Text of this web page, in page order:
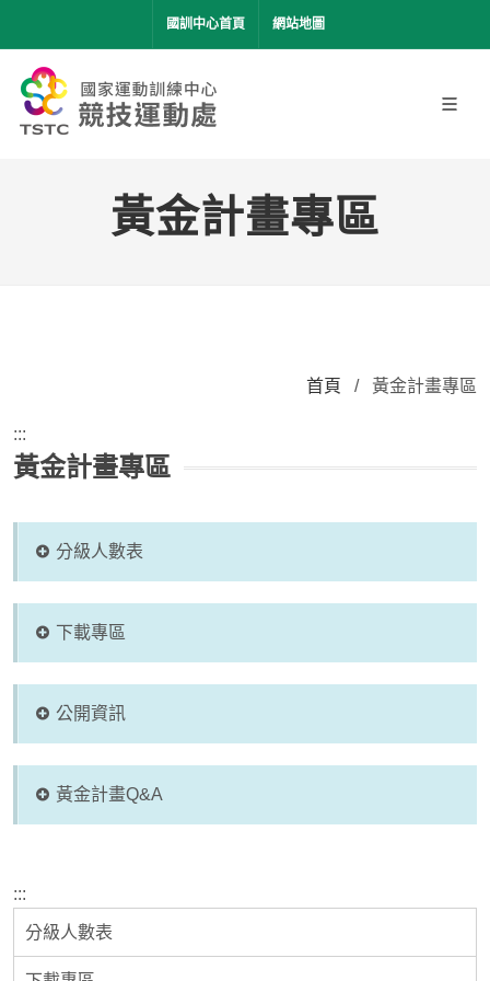
國訓中心首頁 網站地圖
黃金計畫專區
首頁 / 黃金計畫專區
:::
分級人數表
:::
黃金計畫專區
分級人數表
下載專區
公開資訊
黃金計畫Q&A